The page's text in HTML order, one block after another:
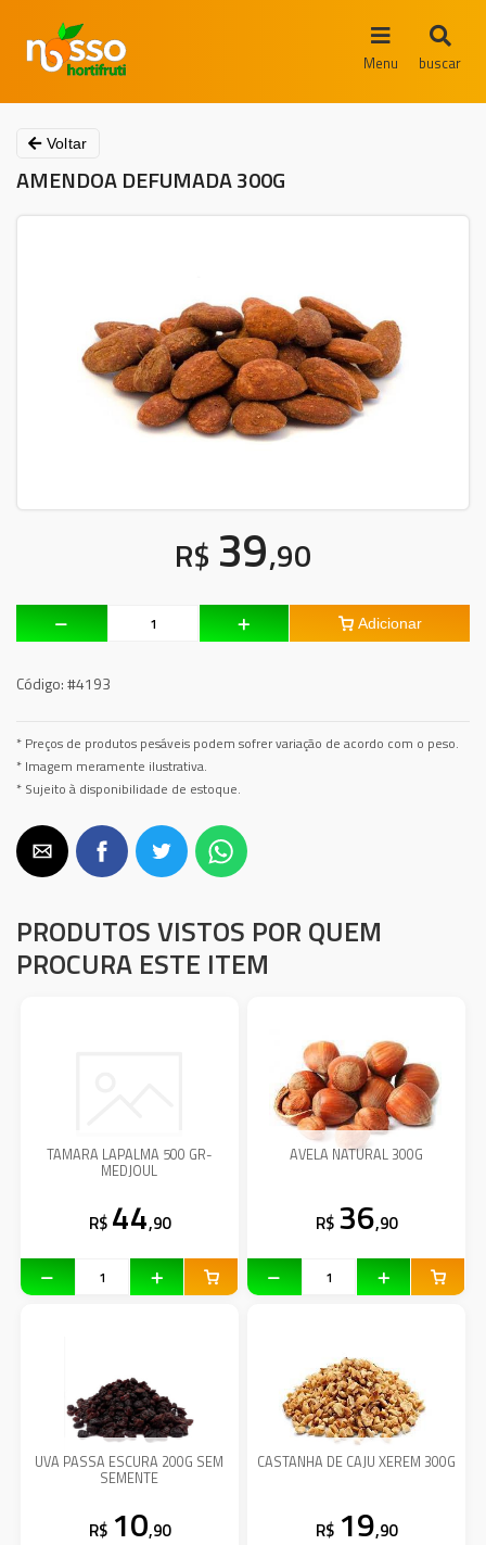
Menu buscar
Voltar
AMENDOA DEFUMADA 300G
R$ 39,90
Adicionar
Código:#4193
* Preços de produtos pesáveis podem sofrer variação de acordo com o peso.
* Imagem meramente ilustrativa.
* Sujeito à disponibilidade de estoque.
PRODUTOS VISTOS POR QUEM
PROCURA ESTE ITEM
TAMARA LAPALMA 500 GR-
MEDJOUL
R$ 44,90
AVELA NATURAL 300G
R$ 36,90
UVA PASSA ESCURA 200G SEM
SEMENTE
R$ 10,90
CASTANHA DE CAJU XEREM 300G
R$ 19,90